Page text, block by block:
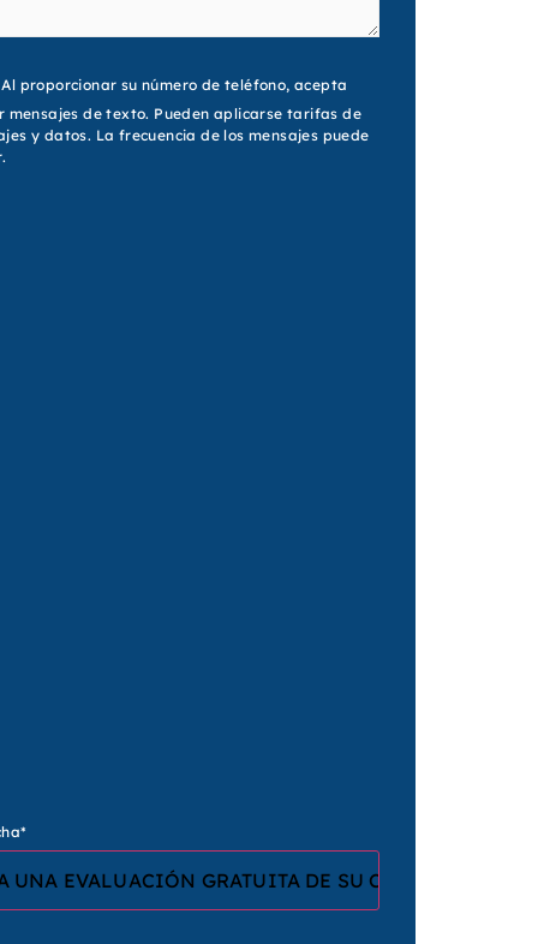
Al proporcionar su número de teléfono, acepta
mensajes de texto. Pueden aplicarse tarifas de
y datos. La frecuencia de los mensajes puede
*